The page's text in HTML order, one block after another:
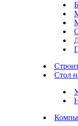
Стол